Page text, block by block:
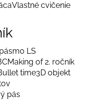
Vlastné cvičenie
LS
Making of 2. ročník
time3D objekt
pás